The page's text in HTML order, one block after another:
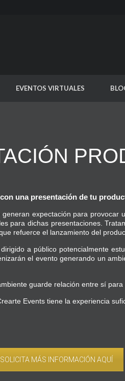
EVENTOS VIRTUALES
una presentación de tu
expectación para
para dichas presentaciones.
refuerce el lanzamiento del
a público potencialmente
el evento generando un
guarde relación entre sí para
Events tiene la experiencia
SOLICITA MÁS INFORMACIÓN AQUÍ